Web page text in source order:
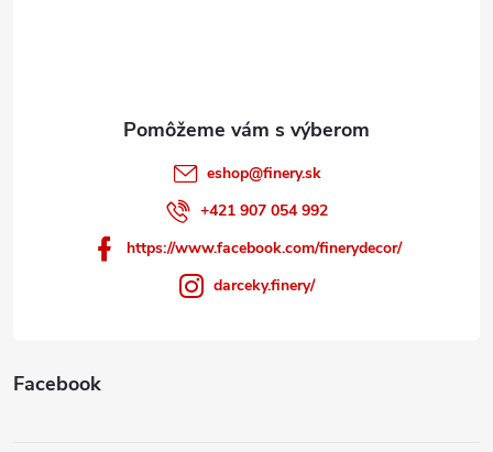
eshop@finery.sk
+421 907 054 992
https://www.facebook.com/finerydecor/
darceky.finery/
Facebook